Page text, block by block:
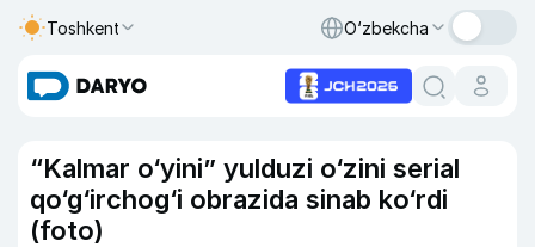
Toshkent O‘zbekcha
“Kalmar o‘yini” yulduzi o‘zini serial
qo‘g‘irchog‘i obrazida sinab ko‘rdi
(foto)